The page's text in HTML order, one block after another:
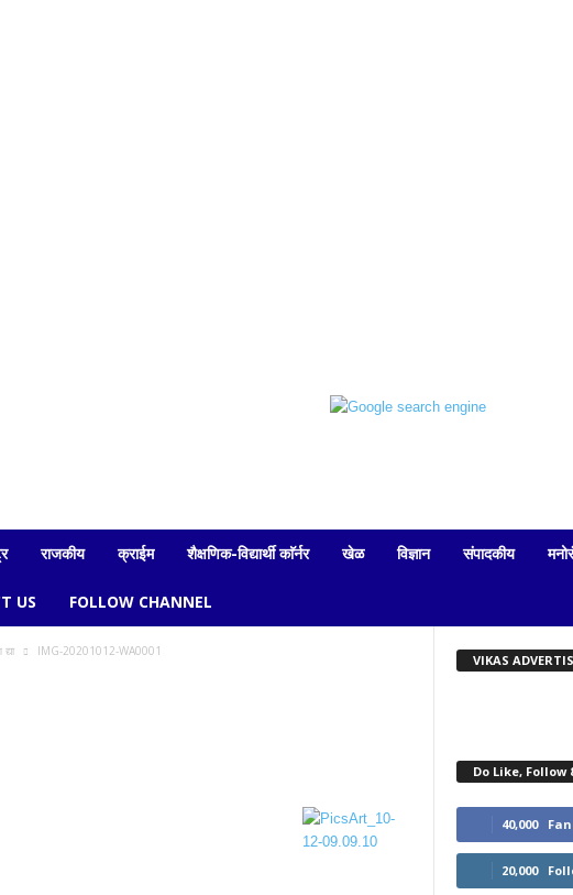
राजकीय क्राईम शैक्षणिक-विद्यार्थी काॅर्नर खेळ विज्ञान संपादकीय
US FOLLOW CHANNEL
IMG-20201012-WA0001
VIKAS
Do Like, Follow
40,000
20,000